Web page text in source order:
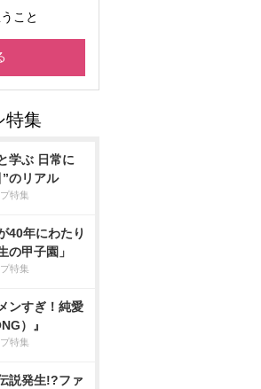
こと
学ぶ 日常に
のリアル
特集
40年にわたり
の甲子園」
特集
ンすぎ！純愛
）』
特集
説発生!?ファ